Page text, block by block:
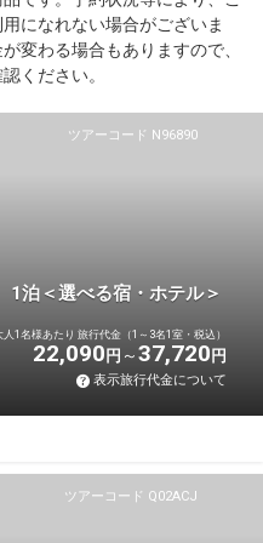
になれない場合がございま
変わる場合もありますので、
ください。
ツアーコード N96890
＜選べる宿・ホテル＞
人1名様あたり 旅行代金（1～3名1室・税込）
22,090 円 37,720 円
表示旅行代金について
ツアーコード Q02ACJ